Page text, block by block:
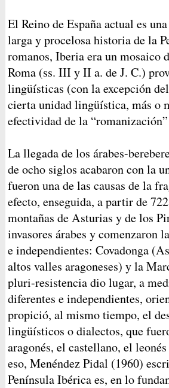
El Reino de España actual es
larga y procelosa historia de la
romanos, Iberia era un mosaico
Roma (ss. III y II a. de J. C.)
lingüísticas (con la excepción
cierta unidad lingüística, más o
efectividad de la
La llegada de los árabes-
de ocho siglos acabaron con la
fueron una de las causas de la
efecto, enseguida, a partir de
montañas de Asturias y de los
invasores árabes y comenzaron
e independientes: Covadonga
altos valles aragoneses) y la
pluri-resistencia dio lugar, a
diferentes e independientes,
propició, al mismo tiempo, el
lingüísticos o dialectos, que
aragonés, el castellano, el
eso, Menéndez Pidal (1960)
Península Ibérica es, en lo